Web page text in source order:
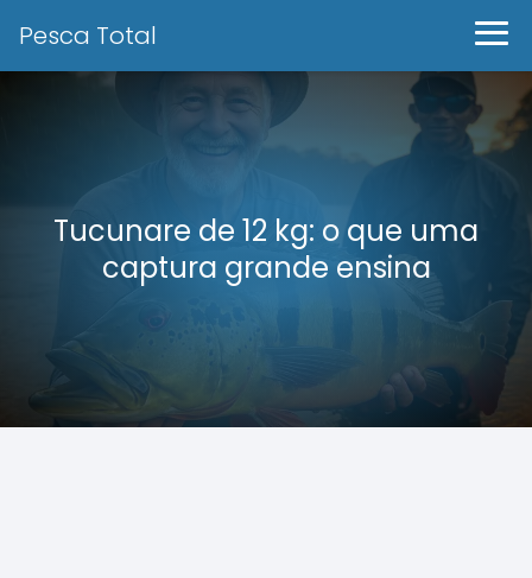
Pesca Total
Tucunare de 12 kg: o que uma
captura grande ensina